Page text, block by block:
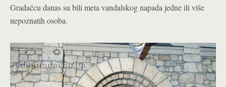
Gradačcu danas su bili meta vandalskog napada jedne ili više
nepoznatih osoba.